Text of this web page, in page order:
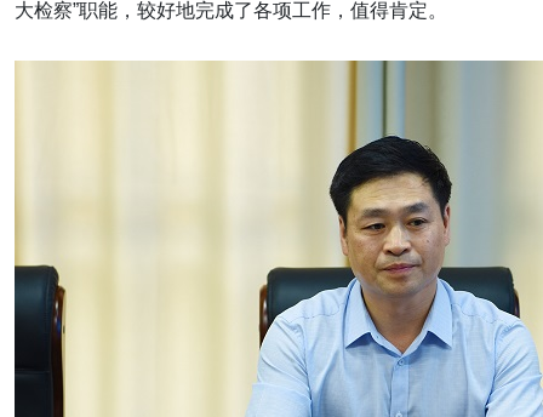
大检察”职能，较好地完成了各项工作，值得肯定。